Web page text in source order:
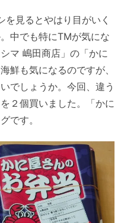
を見るとやはり目がいく
中でも特にTMが気にな
マ 嶋田商店」の「かに
鮮も気になるのですが、
でしょうか。今回、違う
２個買いました。「かに
です。